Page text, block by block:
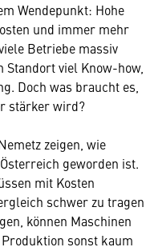
Wendepunkt: Hohe
und immer mehr
Betriebe massiv
viel Know-how,
Doch was braucht es,
stärker wird?
zeigen, wie
geworden ist.
mit Kosten
schwer zu tragen
können Maschinen
sonst kaum